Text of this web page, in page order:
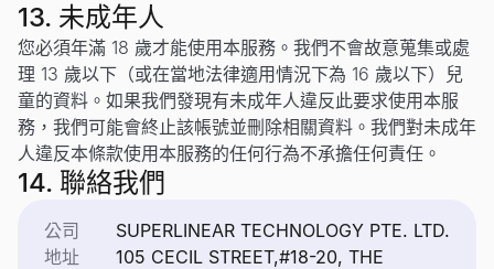
13. 未成年人
您必須年滿 18 歲才能使用本服務。我們不會故意蒐集或處
理 13 歲以下（或在當地法律適用情況下為 16 歲以下）兒
童的資料。如果我們發現有未成年人違反此要求使用本服
務，我們可能會終止該帳號並刪除相關資料。我們對未成年
人違反本條款使用本服務的任何行為不承擔任何責任。
14. 聯絡我們
公司
SUPERLINEAR TECHNOLOGY PTE. LTD.
地址
105 CECIL STREET,#18-20, THE